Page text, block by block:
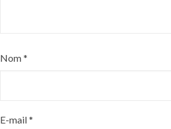
Nom*
E-mail*